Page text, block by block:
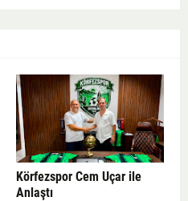
Körfezspor Cem Uçar ile
Anlaştı